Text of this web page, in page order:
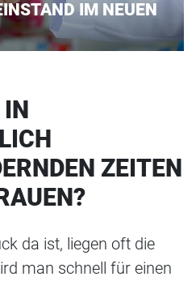
IM NEUEN
IN
ZEITEN
da ist, liegen oft die
man schnell für einen